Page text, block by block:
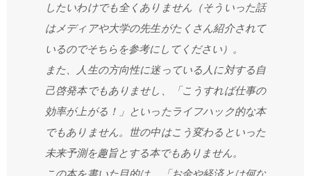
したいわけでも全くありません（そういった話
はメディアや大学の先生がたくさん紹介されて
いるのでそちらを参考にしてください）。
また、人生の方向性に迷っている人に対する自
己啓発本でもありませし、「こうすれば仕事の
効率が上がる！」といったライフハック的な本
でもありません。世の中はこう変わるといった
未来予測を趣旨とする本でもありません。